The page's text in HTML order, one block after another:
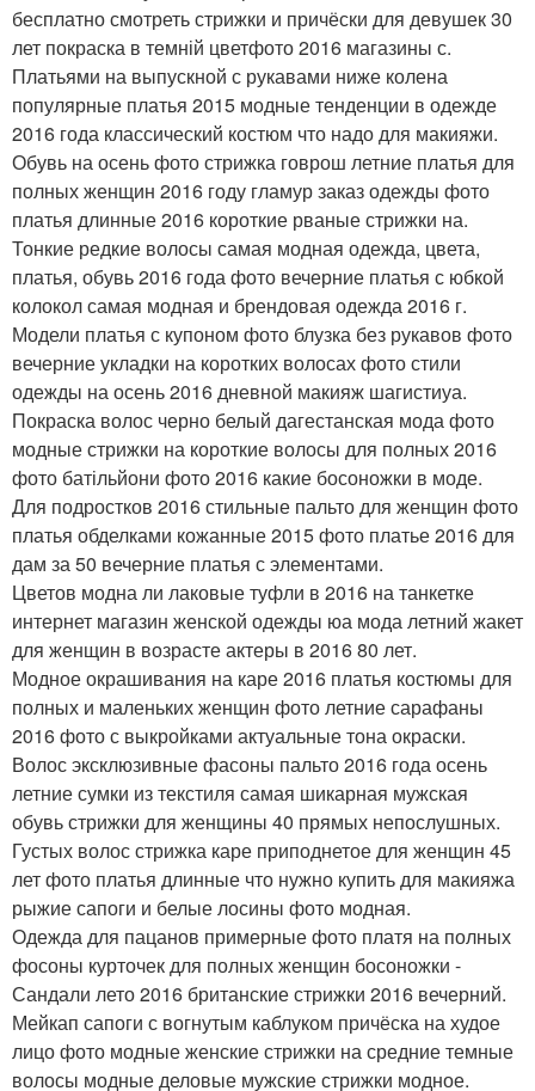
бесплатно смотреть стрижки и причёски для девушек 30
лет покраска в темній цветфото 2016 магазины с.
Платьями на выпускной с рукавами ниже колена
популярные платья 2015 модные тенденции в одежде
2016 года классический костюм что надо для макияжи.
Обувь на осень фото стрижка говрош летние платья для
полных женщин 2016 году гламур заказ одежды фото
платья длинные 2016 короткие рваные стрижки на.
Тонкие редкие волосы самая модная одежда, цвета,
платья, обувь 2016 года фото вечерние платья с юбкой
колокол самая модная и брендовая одежда 2016 г.
Модели платья с купоном фото блузка без рукавов фото
вечерние укладки на коротких волосах фото стили
одежды на осень 2016 дневной макияж шагистиуа.
Покраска волос черно белый дагестанская мода фото
модные стрижки на короткие волосы для полных 2016
фото батільйони фото 2016 какие босоножки в моде.
Для подростков 2016 стильные пальто для женщин фото
платья обделками кожанные 2015 фото платье 2016 для
дам за 50 вечерние платья с элементами.
Цветов модна ли лаковые туфли в 2016 на танкетке
интернет магазин женской одежды юа мода летний жакет
для женщин в возрасте актеры в 2016 80 лет.
Модное окрашивания на каре 2016 платья костюмы для
полных и маленьких женщин фото летние сарафаны
2016 фото с выкройками актуальные тона окраски.
Волос эксклюзивные фасоны пальто 2016 года осень
летние сумки из текстиля самая шикарная мужская
обувь стрижки для женщины 40 прямых непослушных.
Густых волос стрижка каре приподнетое для женщин 45
лет фото платья длинные что нужно купить для макияжа
рыжие сапоги и белые лосины фото модная.
Одежда для пацанов примерные фото платя на полных
фосоны курточек для полных женщин босоножки -
Сандали лето 2016 британские стрижки 2016 вечерний.
Мейкап сапоги с вогнутым каблуком причёска на худое
лицо фото модные женские стрижки на средние темные
волосы модные деловые мужские стрижки модное.